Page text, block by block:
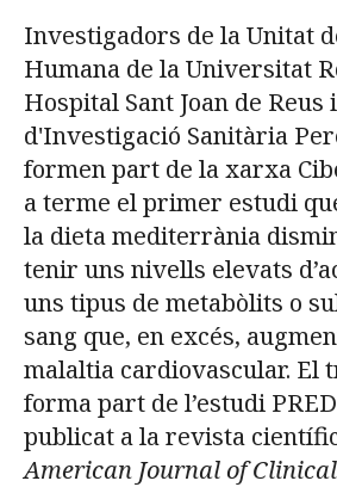
Prova la cerca
Subscriu-te als butlletins de la
CATALÀ ESPAÑOL
Investigadors de la Unitat
Humana de la Universitat
Hospital Sant Joan de
d'Investigació Sanitària
formen part de la xarxa
a terme el primer estudi
la dieta mediterrània
tenir uns nivells elevats
uns tipus de metabòlits o
sang que, en excés,
malaltia cardiovascular. El
forma part de l’estudi
publicat a la revista
American Journal of